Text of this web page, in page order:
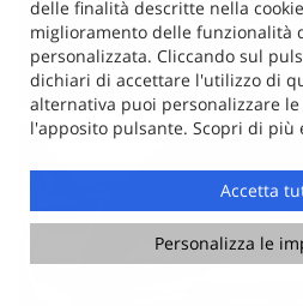
delle finalità descritte nella
miglioramento delle funzionalità
personalizzata. Cliccando sul
dichiari di accettare l'utilizzo di
alternativa puoi personalizzare
l'apposito pulsante. Scopri di più
Accetta
Personalizza le